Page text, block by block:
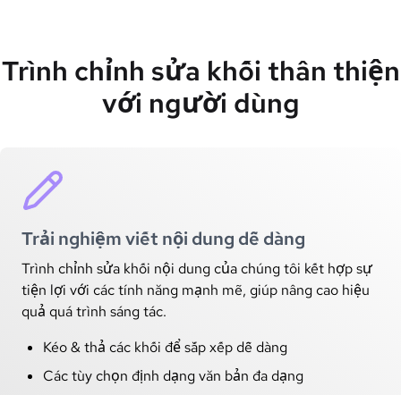
Trình chỉnh sửa khối thân thiện
với người dùng
Trải nghiệm viết nội dung dễ dàng
Trình chỉnh sửa khối nội dung của chúng tôi kết hợp sự
tiện lợi với các tính năng mạnh mẽ, giúp nâng cao hiệu
quả quá trình sáng tác.
Kéo & thả các khối để sắp xếp dễ dàng
Các tùy chọn định dạng văn bản đa dạng